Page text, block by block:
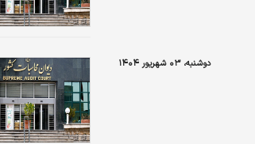
دوشنبه، ۰۳ شهریور ۱۴۰۴